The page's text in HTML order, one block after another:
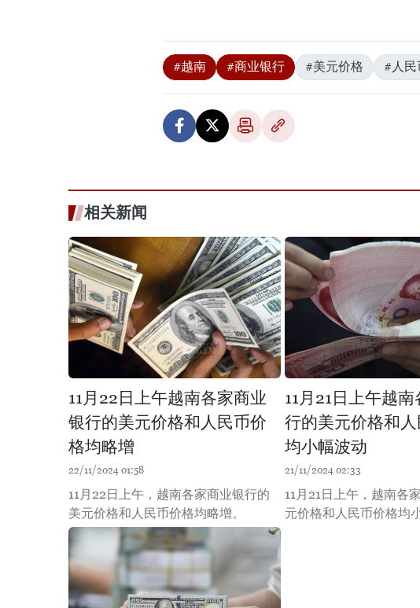
#越南 #商业银行 #美元价格 #人民
相关新闻
11月22日上午越南各家商业
银行的美元价格和人民币价
格均略增
22/11/2024 01:58
11月22日上午，越南各家商业银行的
美元价格和人民币价格均略增。
11月21日上午越
行的美元价格和
均小幅波动
21/11/2024 02:33
11月21日上午，越南各
元价格和人民币价格均